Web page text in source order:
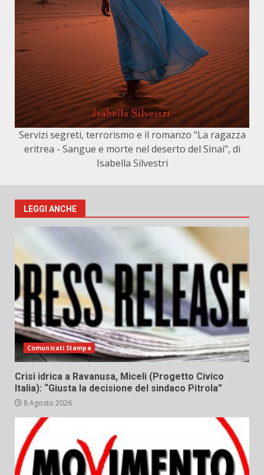
Servizi segreti, terrorismo e il romanzo "La ragazza
eritrea - Sangue e morte nel deserto del Sinai", di
Isabella Silvestri
LEGGI ANCHE
Comunicati Stampa
Crisi idrica a Ravanusa, Miceli (Progetto Civico
Italia): “Giusta la decisione del sindaco Pitrola”
8 Agosto 2026